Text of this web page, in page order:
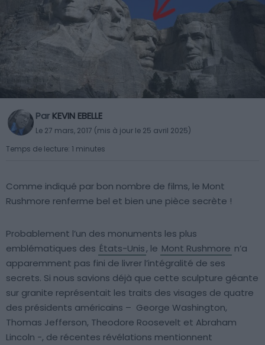
Par KEVIN EBELLE
Le 27 mars, 2017 (mis à jour le 25 avril 2025)
Temps de lecture: 1 minutes
Comme indiqué par bon nombre de films, le Mont
Rushmore renferme bel et bien une pièce secrète !
Probablement l’un des monuments les plus
emblématiques des États-Unis, le Mont Rushmore n’a
apparemment pas fini de livrer l’intégralité de ses
secrets. Si nous savions déjà que cette sculpture géante
sur granite représentait les traits des visages de quatre
des présidents américains – George Washington,
Thomas Jefferson, Theodore Roosevelt et Abraham
Lincoln -, de récentes révélations mentionnent